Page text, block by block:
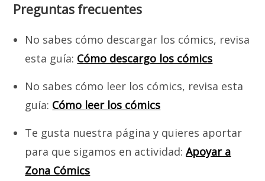
Preguntas frecuentes
No sabes cómo descargar los cómics, revisa
esta guía: Cómo descargo los cómics
No sabes cómo leer los cómics, revisa esta
guía: Cómo leer los cómics
Te gusta nuestra página y quieres aportar
para que sigamos en actividad:Apoyar a
Zona Cómics